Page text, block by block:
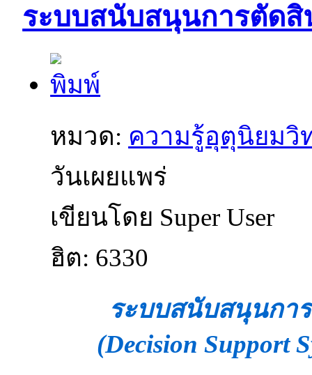
ระบบสนับสนุนการตัดสิ
หมวด: ความรู้อุตุนิยมวิ
วันเผยแพร่
เขียนโดย Super User
ฮิต: 6330
ระบบสนับสนุนกา
(Decision Support